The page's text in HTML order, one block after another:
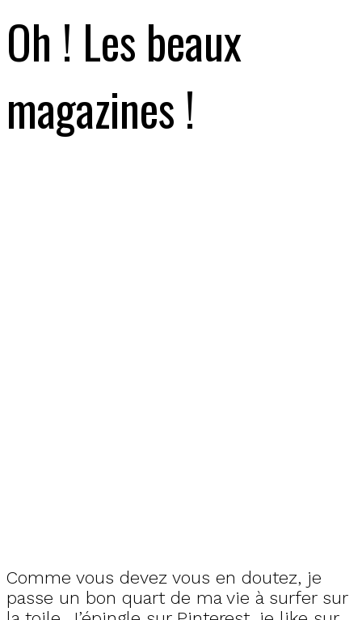
Oh ! Les beaux
magazines !
Comme vous devez vous en doutez, je
passe un bon quart de ma vie à surfer sur